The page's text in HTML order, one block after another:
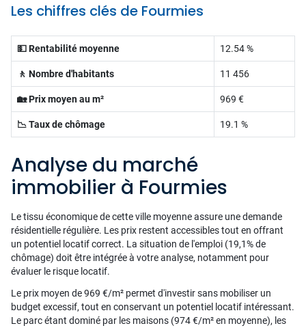
Les chiffres clés de Fourmies
💵 Rentabilité moyenne 12.54 %
🚶 Nombre d'habitants 11 456
🏡 Prix moyen au m² 969 €
📉 Taux de chômage 19.1 %
Analyse du marché
immobilier à Fourmies
Le tissu économique de cette ville moyenne assure une demande
résidentielle régulière. Les prix restent accessibles tout en offrant
un potentiel locatif correct. La situation de l'emploi (19,1% de
chômage) doit être intégrée à votre analyse, notamment pour
évaluer le risque locatif.
Le prix moyen de 969 €/m² permet d'investir sans mobiliser un
budget excessif, tout en conservant un potentiel locatif intéressant.
Le parc étant dominé par les maisons (974 €/m² en moyenne), les